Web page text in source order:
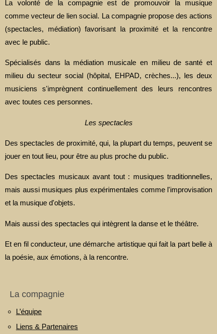
La volonté de la compagnie est de promouvoir la musique
comme vecteur de lien social. La compagnie propose des actions
(spectacles, médiation) favorisant la proximité et la rencontre
avec le public.
Spécialisés dans la médiation musicale en milieu de santé et
milieu du secteur social (hôpital, EHPAD, crèches...), les deux
musiciens s'imprègnent continuellement des leurs rencontres
avec toutes ces personnes.
Les spectacles
Des spectacles de proximité, qui, la plupart du temps, peuvent se
jouer en tout lieu, pour être au plus proche du public.
Des spectacles musicaux avant tout : musiques traditionnelles,
mais aussi musiques plus expérimentales comme l'improvisation
et la musique d'objets.
Mais aussi des spectacles qui intègrent la danse et le théâtre.
Et en fil conducteur, une démarche artistique qui fait la part belle à
la poésie, aux émotions, à la rencontre.
La compagnie
L’équipe
Liens & Partenaires